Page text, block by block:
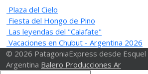
Plaza del Cielo
Fiesta del Hongo de Pino
Las leyendas del "Calafate"
Vacaciones en Chubut - Argentina 2026
© 2026 PatagoniaExpress desde Esquel
Argentina Balero Producciones Ar